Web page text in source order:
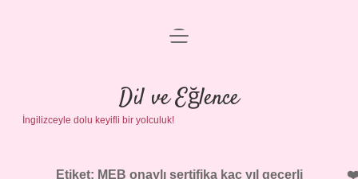
Anasayfa
Gizlilik Politikası
Yasal Uyarı
menüyü
Dil ve Eğlence
İngilizceyle dolu keyifli bir yolculuk!
Etiket: MEB onaylı sertifika kaç yıl geçerli